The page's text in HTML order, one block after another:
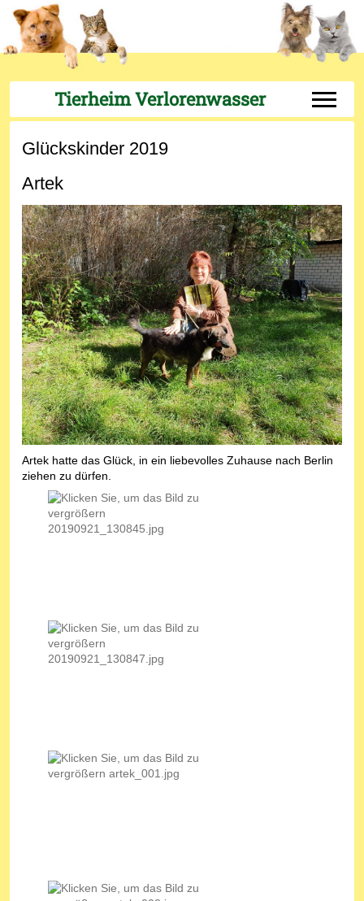
Tierheim Verlorenwasser Off-
Glückskinder 2019
Artek
Artek hatte das Glück, in ein liebevolles Zuhause nach Berlin
ziehen zu dürfen.